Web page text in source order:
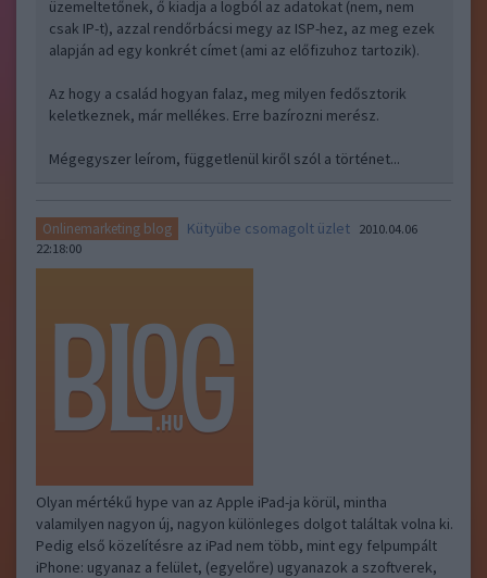
üzemeltetőnek, ő kiadja a logból az adatokat (nem, nem
csak IP-t), azzal rendőrbácsi megy az ISP-hez, az meg ezek
alapján ad egy konkrét címet (ami az előfizuhoz tartozik).
Az hogy a család hogyan falaz, meg milyen fedősztorik
keletkeznek, már mellékes. Erre bazírozni merész.
Mégegyszer leírom, függetlenül kiről szól a történet...
Onlinemarketing blog Kütyübe csomagolt üzlet 2010.04.06
22:18:00
Olyan mértékű hype van az Apple iPad-ja körül, mintha
valamilyen nagyon új, nagyon különleges dolgot találtak volna ki.
Pedig első közelítésre az iPad nem több, mint egy felpumpált
iPhone: ugyanaz a felület, (egyelőre) ugyanazok a szoftverek,